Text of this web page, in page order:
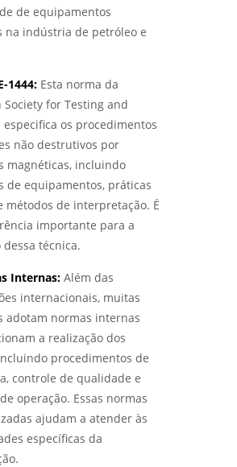
DESTRUTIVOS: ENTENDA
E APLICAÇÕES NA
SOLDA: COMO GARANTIR A
E SEGURANÇA EM PROJETOS DE
- LABMETAL
DE ANÁLISE QUÍMICA: COMO
MELHOR PARA SUAS
- LABMETAL
A QUALIFICAÇÃO DE
PARA MELHORES PRÁTICAS
SOBRE ENSAIO DE CORROSÃO
E SUAS APLICAÇÕES
- LABMETAL
QUEBRA DE PARAFUSOS:
CAUSAS E SOLUÇÕES -
TIPO DE QUEBRA: ENTENDA SEUS
REPERCUSSÕES - LABMETAL
de equipamentos
na indústria de petróleo e
1444:Esta norma da
Society for Testing and
os procedimentos
não destrutivos por
magnéticas, incluindo
de equipamentos, práticas
métodos de interpretação. É
importante para a
dessa técnica.
Internas:Além das
internacionais, muitas
adotam normas internas
a realização dos
procedimentos de
controle de qualidade e
operação. Essas normas
ajudam a atender às
específicas da